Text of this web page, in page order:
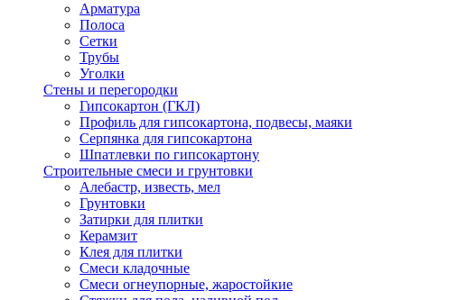
Арматура
Полоса
Сетки
Трубы
Уголки
Стены и перегородки
Гипсокартон (ГКЛ)
Профиль для гипсокартона, подвесы, маяки
Серпянка для гипсокартона
Шпатлевки по гипсокартону
Строительные смеси и грунтовки
Алебастр, известь, мел
Грунтовки
Затирки для плитки
Керамзит
Клея для плитки
Смеси кладочные
Смеси огнеупорные, жаростойкие